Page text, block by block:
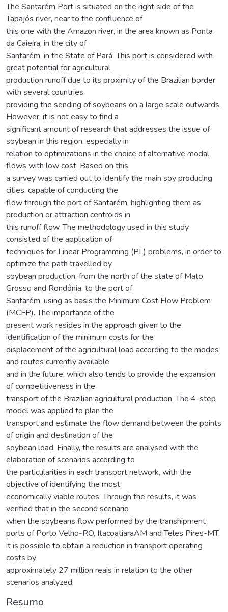
The Santarém Port is situated on the right side of the
Tapajós river, near to the confluence of
this one with the Amazon river, in the area known as Ponta
da Caieira, in the city of
Santarém, in the State of Pará. This port is considered with
great potential for agricultural
production runoff due to its proximity of the Brazilian border
with several countries,
providing the sending of soybeans on a large scale outwards.
However, it is not easy to find a
significant amount of research that addresses the issue of
soybean in this region, especially in
relation to optimizations in the choice of alternative modal
flows with low cost. Based on this,
a survey was carried out to identify the main soy producing
cities, capable of conducting the
flow through the port of Santarém, highlighting them as
production or attraction centroids in
this runoff flow. The methodology used in this study
consisted of the application of
techniques for Linear Programming (PL) problems, in order to
optimize the path travelled by
soybean production, from the north of the state of Mato
Grosso and Rondônia, to the port of
Santarém, using as basis the Minimum Cost Flow Problem
(MCFP). The importance of the
present work resides in the approach given to the
identification of the minimum costs for the
displacement of the agricultural load according to the modes
and routes currently available
and in the future, which also tends to provide the expansion
of competitiveness in the
transport of the Brazilian agricultural production. The 4-step
model was applied to plan the
transport and estimate the flow demand between the points
of origin and destination of the
soybean load. Finally, the results are analysed with the
elaboration of scenarios according to
the particularities in each transport network, with the
objective of identifying the most
economically viable routes. Through the results, it was
verified that in the second scenario
when the soybeans flow performed by the transhipment
ports of Porto Velho-RO, ItacoatiaraAM and Teles Pires-MT,
it is possible to obtain a reduction in transport operating
costs by
approximately 27 million reais in relation to the other
scenarios analyzed.
Resumo